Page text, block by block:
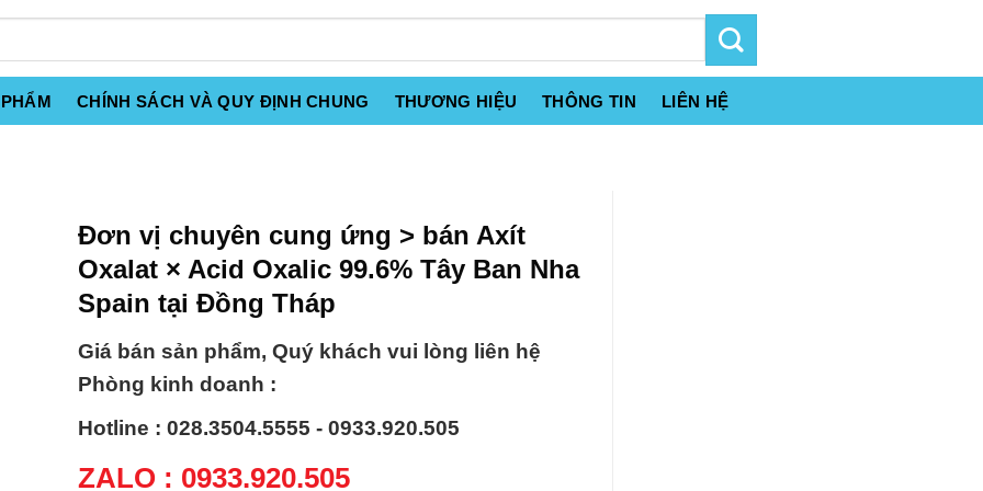
CHÍNH SÁCH VÀ QUY ĐỊNH CHUNG THƯƠNG HIỆU THÔNG TIN LIÊN HỆ
Đơn vị chuyên cung ứng > bán Axít
Oxalat × Acid Oxalic 99.6% Tây Ban Nha
Spain tại Đồng Tháp
Giá bán sản phẩm, Quý khách vui lòng liên hệ
Phòng kinh doanh :
Hotline : 028.3504.5555 - 0933.920.505
ZALO : 0933.920.505